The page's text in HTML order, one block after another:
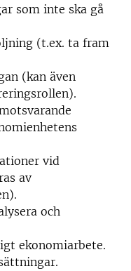
som inte ska gå
(t.ex. ta fram
(kan även
vid
av
och
ekonomiarbete.